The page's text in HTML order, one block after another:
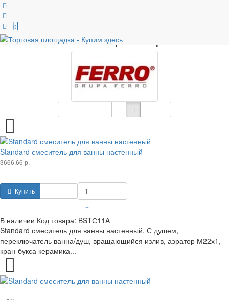
0 Ferro - страница 3
Standard смеситель для ванны настенный
3666.66 р.
Купить
–
+
В наличии Код товара: BSTС11A
Standard смеситель для ванны настенный. С душем,
переключатель ванна/душ, вращающийся излив, аэратор М22х1,
кран-букса керамика...